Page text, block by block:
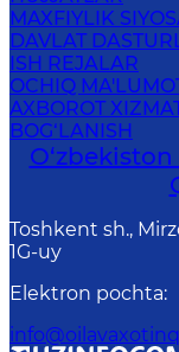
MAXFIYLIK
DAVLAT
ISH REJALAR
OCHIQ
AXBOROT
BOG‘LANISH
Toshkent sh.,
1G-uy
Elektron pochta: